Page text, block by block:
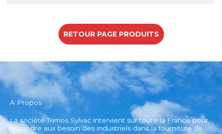
RETOUR PAGE PRODUITS
A Propos
La société Trimos Sylvac intervient sur toute la France pour
répondre aux besoin des industriels dans la fourniture de